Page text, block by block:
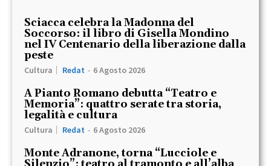
Sciacca celebra la Madonna del
Soccorso: il libro di Gisella Mondino
nel IV Centenario della liberazione dalla
peste
Cultura Redat - 6 Agosto 2026
A Pianto Romano debutta “Teatro e
Memoria”: quattro serate tra storia,
legalità e cultura
Cultura Redat - 6 Agosto 2026
Monte Adranone, torna “Lucciole e